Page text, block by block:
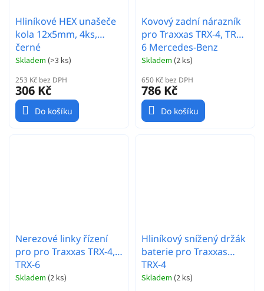
Hliníkové HEX unašeče
kola 12x5mm, 4ks,
černé
Skladem (>3 ks)
253 Kč bez DPH
306 Kč
Do košíku
Kovový zadní nárazník
pro Traxxas TRX-4, TRX-
6 Mercedes-Benz
Skladem (2 ks)
650 Kč bez DPH
786 Kč
Do košíku
Nerezové linky řízení
pro pro Traxxas TRX-4,
TRX-6
Skladem (2 ks)
Hliníkový snížený držák
baterie pro Traxxas
TRX-4
Skladem (2 ks)